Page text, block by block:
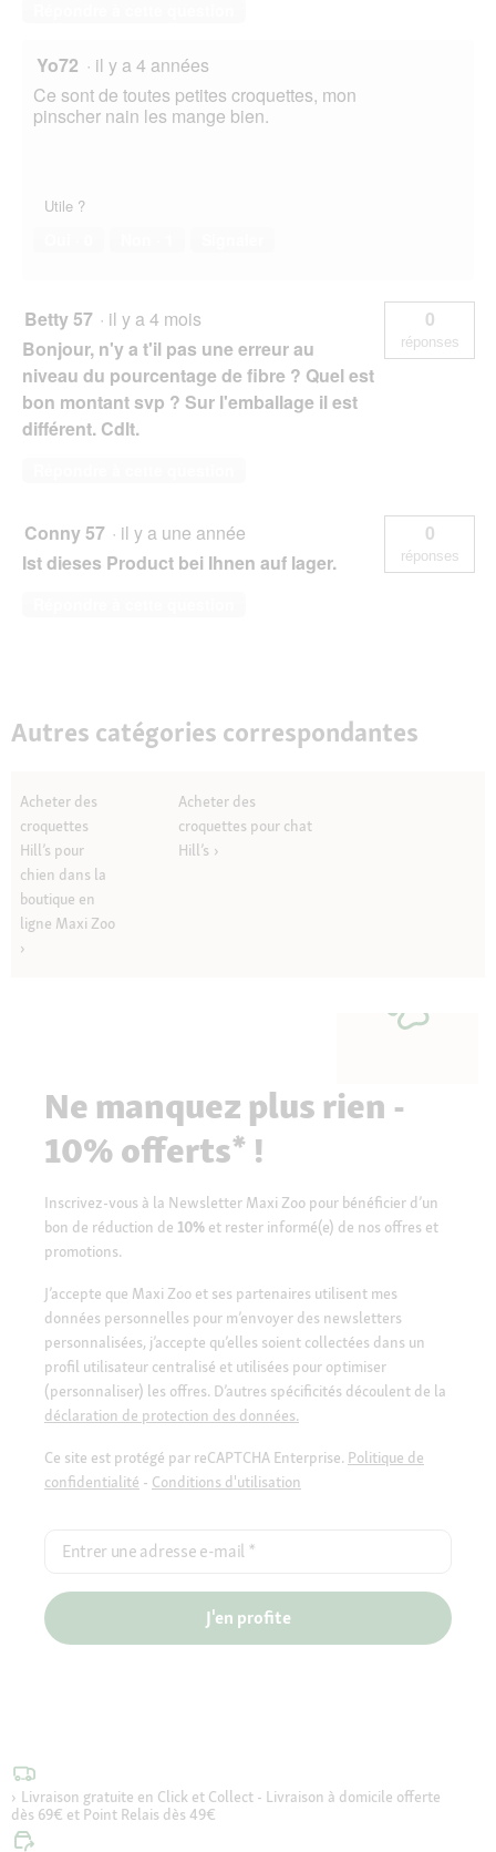
Yo72 · il y a 4 années
Ce sont de toutes petites croquettes, mon
pinscher nain les mange bien.
Utile ?
Betty 57 · il y a 4 mois
Bonjour, n'y a t'il pas une erreur au
niveau du pourcentage de fibre ? Quel est
bon montant svp ? Sur l'emballage il est
différent. Cdlt.
0
réponses
Conny 57 · il y a une année
Ist dieses Product bei Ihnen auf lager.
0
réponses
Autres catégories correspondantes
Acheter des
croquettes
Hill’s pour
chien dans la
boutique en
ligne Maxi Zoo
Acheter des
croquettes pour chat
Hill’s
Ne manquez plus rien -
10% offerts* !
Inscrivez-vous à la Newsletter Maxi Zoo pour bénéficier d’un
bon de réduction de 10% et rester informé(e) de nos offres et
promotions.
J’accepte que Maxi Zoo et ses partenaires utilisent mes
données personnelles pour m’envoyer des newsletters
personnalisées, j’accepte qu’elles soient collectées dans un
profil utilisateur centralisé et utilisées pour optimiser
(personnaliser) les offres. D’autres spécificités découlent de la
déclaration de protection des données.
Ce site est protégé par reCAPTCHA Enterprise. Politique de
confidentialité - Conditions d'utilisation
Entrer une adresse e-mail *
J'en profite
Livraison gratuite en Click et Collect - Livraison à domicile offerte
dès 69€ et Point Relais dès 49€